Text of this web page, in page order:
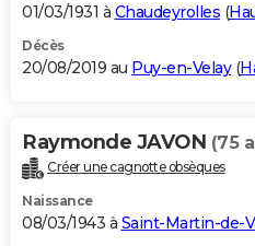
01/03/1931 à Chaudeyrolles (
Décès
20/08/2019 au Puy-en-Velay(
Raymonde JAVON (75
Créer une cagnotte obsèques
Naissance
08/03/1943 à Saint-Martin-de-